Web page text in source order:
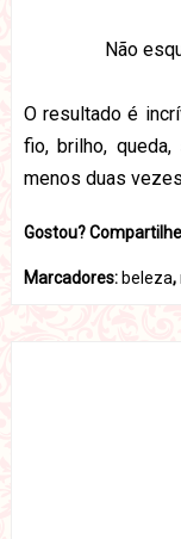
Não
O resultado é
fio, brilho, queda,
menos duas
Gostou?
Marcadores: beleza,